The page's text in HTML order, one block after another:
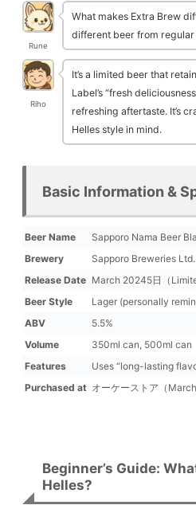
Rune
What makes Extra Brew
different beer from regular
Riho
It’s a limited beer that
Label’s “fresh
refreshing aftertaste. It’s
Helles style in mind.
Basic Information &
Beer Name
Sapporo Nama Beer
Brewery
Sapporo Breweries Ltd.
Release Date March 20245日（
Beer Style
Lager (personally
ABV
5.5%
Volume
350ml can, 500ml can
Features
Uses “long-lasting
Purchased at オーケーストア（
Beginner’s Guide:
Helles?